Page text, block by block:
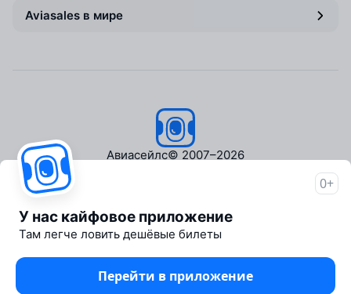
Aviasales в мире
Авиасейлс© 2007–2026
Пресс‑центр
Travelpayouts
Партнёрская программа
Медиа Yo'lovchi
Трэвел‑медиа Aviasales.uz
0+
У нас кайфовое приложение
Там легче ловить дешёвые билеты
Перейти в приложение